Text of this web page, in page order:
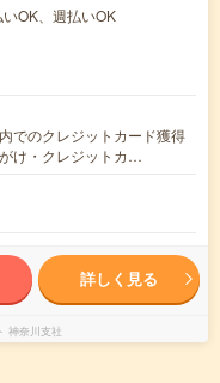
OK、週払いOK
でのクレジットカード獲得
け・クレジットカ…
詳しく見る
神奈川支社